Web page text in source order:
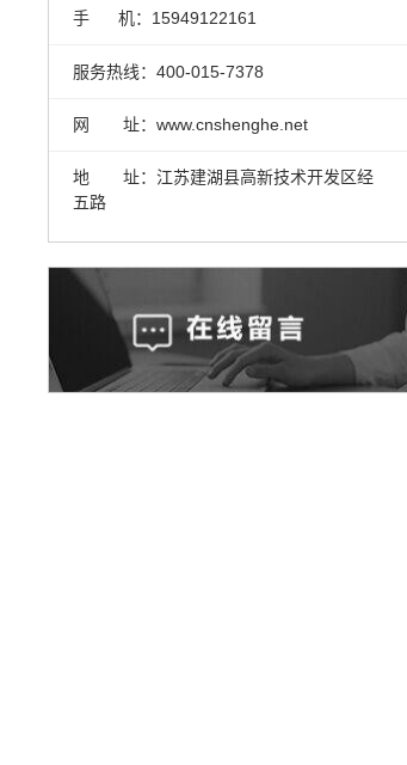
手 机：15949122161
服务热线：400-015-7378
网 址：www.cnshenghe.net
地 址：江苏建湖县高新技术开发区经
五路